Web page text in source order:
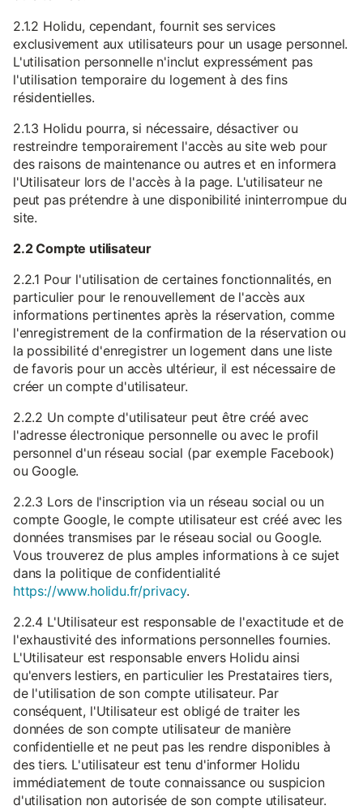
2.1.2 Holidu, cependant, fournit ses services
exclusivement aux utilisateurs pour un usage personnel.
L'utilisation personnelle n'inclut expressément pas
l'utilisation temporaire du logement à des fins
résidentielles.
2.1.3 Holidu pourra, si nécessaire, désactiver ou
restreindre temporairement l'accès au site web pour
des raisons de maintenance ou autres et en informera
l'Utilisateur lors de l'accès à la page. L'utilisateur ne
peut pas prétendre à une disponibilité ininterrompue du
site.
2.2 Compte utilisateur
2.2.1 Pour l'utilisation de certaines fonctionnalités, en
particulier pour le renouvellement de l'accès aux
informations pertinentes après la réservation, comme
l'enregistrement de la confirmation de la réservation ou
la possibilité d'enregistrer un logement dans une liste
de favoris pour un accès ultérieur, il est nécessaire de
créer un compte d'utilisateur.
2.2.2 Un compte d'utilisateur peut être créé avec
l'adresse électronique personnelle ou avec le profil
personnel d'un réseau social (par exemple Facebook)
ou Google.
2.2.3 Lors de l'inscription via un réseau social ou un
compte Google, le compte utilisateur est créé avec les
données transmises par le réseau social ou Google.
Vous trouverez de plus amples informations à ce sujet
dans la politique de confidentialité
https://www.holidu.fr/privacy.
2.2.4 L'Utilisateur est responsable de l'exactitude et de
l'exhaustivité des informations personnelles fournies.
L'Utilisateur est responsable envers Holidu ainsi
qu'envers lestiers, en particulier les Prestataires tiers,
de l'utilisation de son compte utilisateur. Par
conséquent, l'Utilisateur est obligé de traiter les
données de son compte utilisateur de manière
confidentielle et ne peut pas les rendre disponibles à
des tiers. L'utilisateur est tenu d'informer Holidu
immédiatement de toute connaissance ou suspicion
d'utilisation non autorisée de son compte utilisateur.